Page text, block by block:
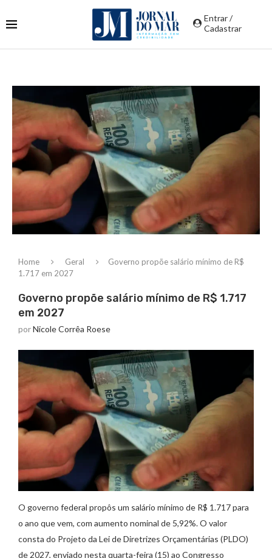
Entrar /
Cadastrar
Home Geral
Governo propõe salário mínimo de R$
1.717 em 2027
Governo propõe salário mínimo de R$ 1.717
em 2027
porNicole Corrêa Roese
O governo federal propôs um salário mínimo de R$ 1.717 para
o ano que vem, com aumento nominal de 5,92%. O valor
consta do Projeto da Lei de Diretrizes Orçamentárias (PLDO)
de 2027, enviado nesta quarta-feira (15) ao Congresso